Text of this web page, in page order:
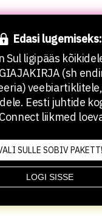
Edasi lugemiseks:
Sul ligipääs
(sh
Eesti juhtide
liikmed
SULLE SOBIV PAKETT!
LOGI SISSE